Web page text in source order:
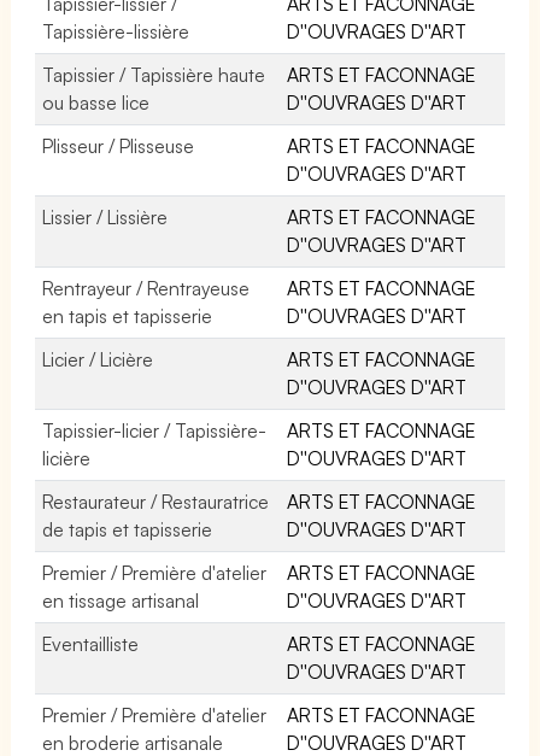
Tapissière-lissière
D''OUVRAGES D''ART
Tapissier / Tapissière haute
ou basse lice
ARTS ET FACONNAGE
D''OUVRAGES D''ART
Plisseur / Plisseuse
ARTS ET FACONNAGE
D''OUVRAGES D''ART
Lissier / Lissière
ARTS ET FACONNAGE
D''OUVRAGES D''ART
Rentrayeur / Rentrayeuse
en tapis et tapisserie
ARTS ET FACONNAGE
D''OUVRAGES D''ART
Licier / Licière
ARTS ET FACONNAGE
D''OUVRAGES D''ART
Tapissier-licier / Tapissière-
licière
ARTS ET FACONNAGE
D''OUVRAGES D''ART
Restaurateur / Restauratrice
de tapis et tapisserie
ARTS ET FACONNAGE
D''OUVRAGES D''ART
Premier / Première d'atelier
en tissage artisanal
ARTS ET FACONNAGE
D''OUVRAGES D''ART
Eventailliste
ARTS ET FACONNAGE
D''OUVRAGES D''ART
Premier / Première d'atelier
en broderie artisanale
ARTS ET FACONNAGE
D''OUVRAGES D''ART